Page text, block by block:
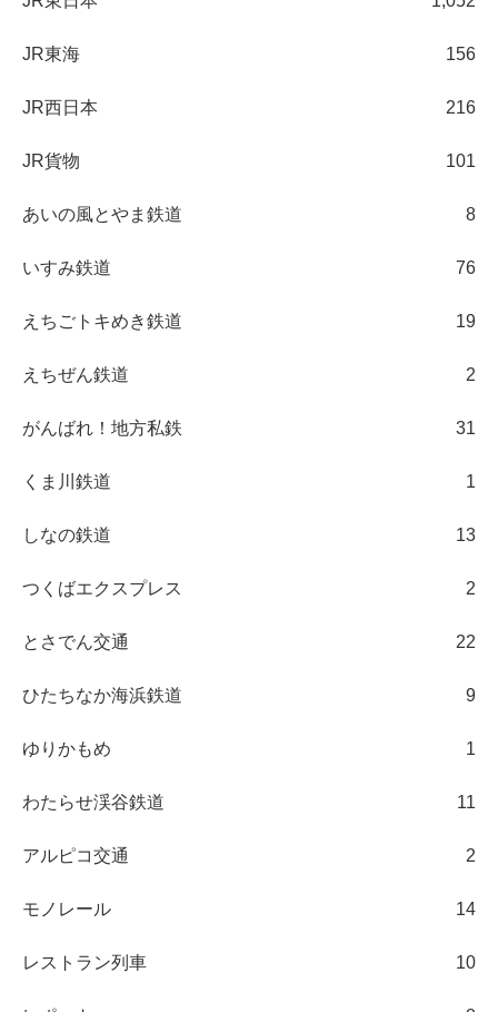
JR東海 156
JR西日本 216
JR貨物 101
あいの風とやま鉄道 8
いすみ鉄道 76
えちごトキめき鉄道 19
えちぜん鉄道 2
がんばれ！地方私鉄 31
くま川鉄道 1
しなの鉄道 13
つくばエクスプレス 2
とさでん交通 22
ひたちなか海浜鉄道 9
ゆりかもめ 1
わたらせ渓谷鉄道 11
アルピコ交通 2
モノレール 14
レストラン列車 10